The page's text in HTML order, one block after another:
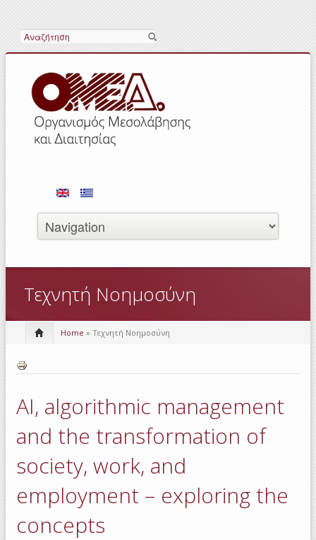
Search
Τεχνητή Νοημοσύνη
Home » Τεχνητή Νοημοσύνη
AI, algorithmic management
and the transformation of
society, work, and
employment – exploring the
concepts